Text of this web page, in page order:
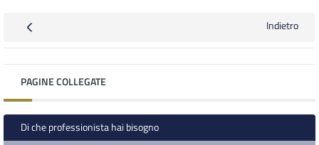
Indietro
PAGINE COLLEGATE
Di che professionista hai bisogno